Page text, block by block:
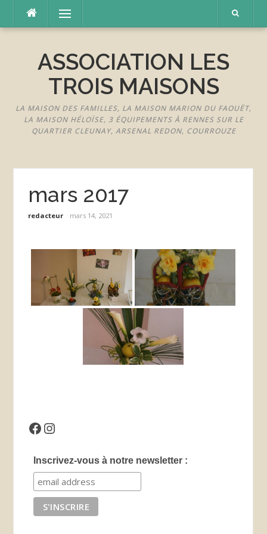
contenu
Menu
ASSOCIATION LES
TROIS MAISONS
LA MAISON DES FAMILLES, LA MAISON MARION DU FAOUËT,
LA MAISON HÉLOÏSE, 3 ÉQUIPEMENTS À RENNES SUR LE
QUARTIER CLEUNAY, ARSENAL REDON, COURROUZE
mars 2017
redacteur mars 14, 2021
Facebook
Instagram
Inscrivez-vous à notre newsletter :